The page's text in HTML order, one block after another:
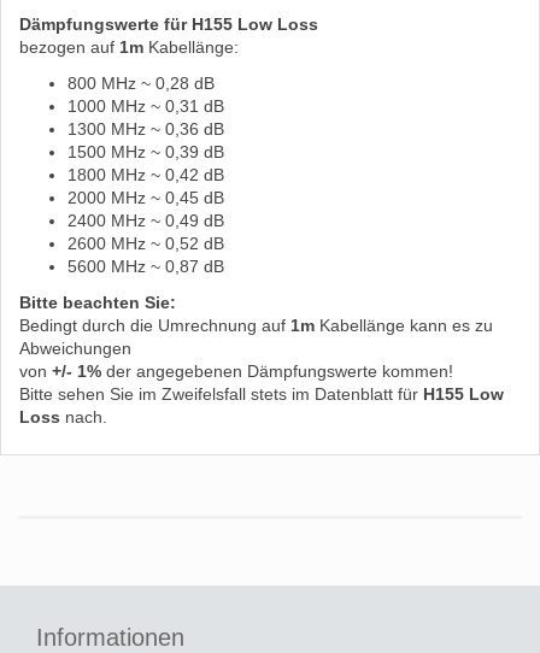
Dämpfungswerte für H155 Low Loss
bezogen auf 1m Kabellänge:
800 MHz ~ 0,28 dB
1000 MHz ~ 0,31 dB
1300 MHz ~ 0,36 dB
1500 MHz ~ 0,39 dB
1800 MHz ~ 0,42 dB
2000 MHz ~ 0,45 dB
2400 MHz ~ 0,49 dB
2600 MHz ~ 0,52 dB
5600 MHz ~ 0,87 dB
Bitte beachten Sie:
Bedingt durch die Umrechnung auf 1m Kabellänge kann es zu
Abweichungen
von +/- 1% der angegebenen Dämpfungswerte kommen!
Bitte sehen Sie im Zweifelsfall stets im Datenblatt für H155 Low
Loss nach.
Informationen